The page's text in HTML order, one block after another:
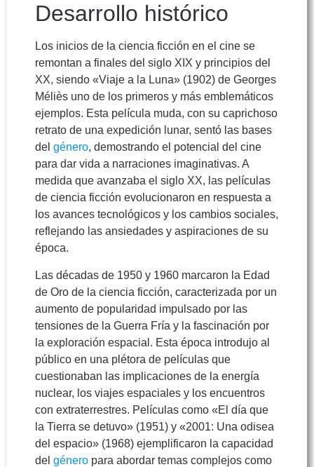
Desarrollo histórico
Los inicios de la ciencia ficción en el cine se
remontan a finales del siglo XIX y principios del
XX, siendo «Viaje a la Luna» (1902) de Georges
Méliès uno de los primeros y más emblemáticos
ejemplos. Esta película muda, con su caprichoso
retrato de una expedición lunar, sentó las bases
del género, demostrando el potencial del cine
para dar vida a narraciones imaginativas. A
medida que avanzaba el siglo XX, las películas
de ciencia ficción evolucionaron en respuesta a
los avances tecnológicos y los cambios sociales,
reflejando las ansiedades y aspiraciones de su
época.
Las décadas de 1950 y 1960 marcaron la Edad
de Oro de la ciencia ficción, caracterizada por un
aumento de popularidad impulsado por las
tensiones de la Guerra Fría y la fascinación por
la exploración espacial. Esta época introdujo al
público en una plétora de películas que
cuestionaban las implicaciones de la energía
nuclear, los viajes espaciales y los encuentros
con extraterrestres. Películas como «El día que
la Tierra se detuvo» (1951) y «2001: Una odisea
del espacio» (1968) ejemplificaron la capacidad
del género para abordar temas complejos como